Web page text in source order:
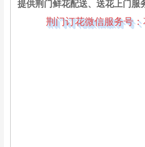
提供荆门鲜花配送、送花上门服
荆门订花微信服务号